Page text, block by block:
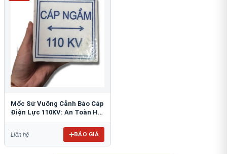
Mốc Sứ Vuông Cảnh Báo Cáp
Điện Lực 110KV: An Toàn Hệ
Liên hệ BÁO GIÁ